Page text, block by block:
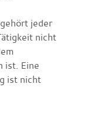
jeder
nicht
ist. Eine
ist nicht